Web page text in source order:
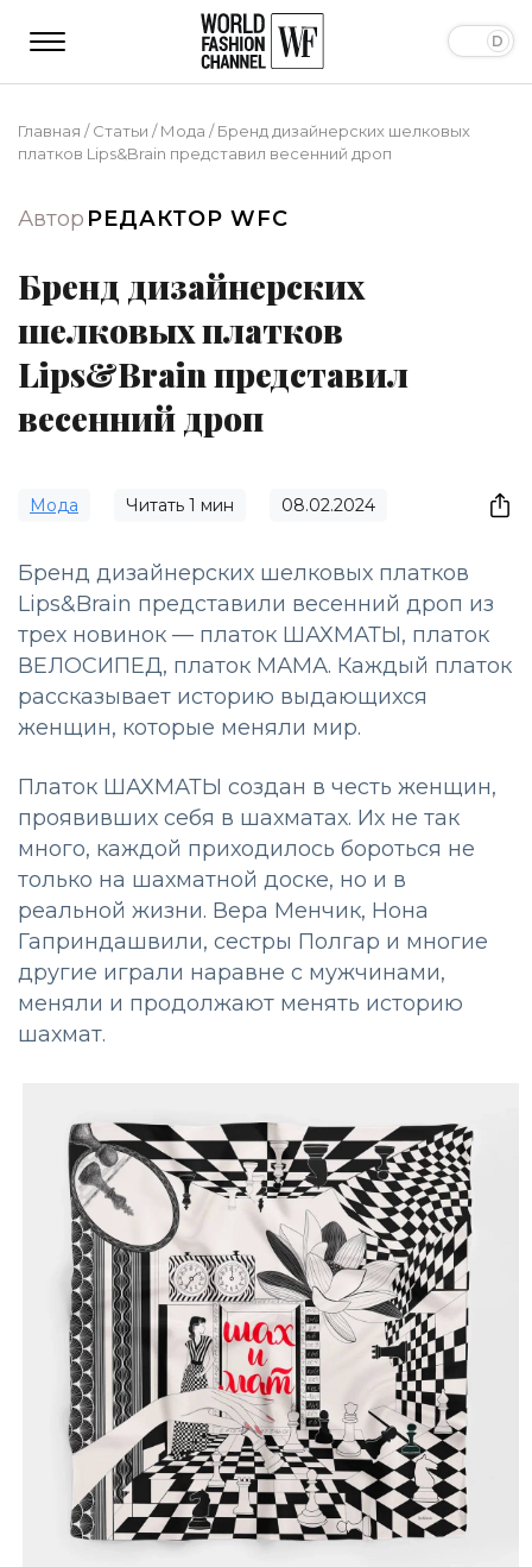
Главная /Статьи /Мода /​​Бренд дизайнерских шелковых
платков Lips&Brain представил весенний дроп
Автор РЕДАКТОР WFC
​​Бренд дизайнерских
шелковых платков
Lips&Brain представил
весенний дроп
Мода Читать 1 мин 08.02.2024
Бренд дизайнерских шелковых платков
Lips&Brain представили весенний дроп из
трех новинок — платок ШАХМАТЫ, платок
ВЕЛОСИПЕД, платок МАМА. Каждый платок
рассказывает историю выдающихся
женщин, которые меняли мир.
Платок ШАХМАТЫ создан в честь женщин,
проявивших себя в шахматах. Их не так
много, каждой приходилось бороться не
только на шахматной доске, но и в
реальной жизни. Вера Менчик, Нона
Гаприндашвили, сестры Полгар и многие
другие играли наравне с мужчинами,
меняли и продолжают менять историю
шахмат.